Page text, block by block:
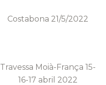
Costabona 21/5/2022
Travessa Moià-França 15-
16-17 abril 2022